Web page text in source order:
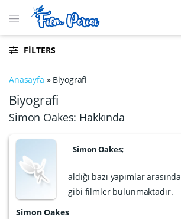
FILTERS
Anasayfa » Biyografi
Biyografi
Simon Oakes: Hakkında
Simon Oakes;
aldığı bazı yapımlar arasında
gibi filmler bulunmaktadır.
Simon Oakes